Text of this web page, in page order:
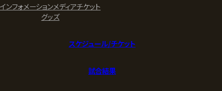
インフォメーションメディアチケット
グッズ
スケジュール/チケット
試合結果